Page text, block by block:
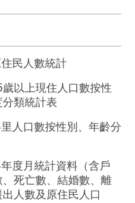
民人數統計
以上現住人口數按性
類統計表
人口數按性別、年齡分
度月統計資料（含戶
死亡數、結婚數、離
人數及原住民人口